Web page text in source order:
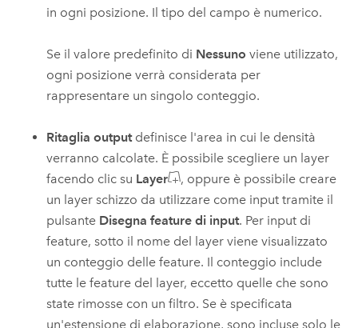
in ogni posizione. Il tipo del campo è numerico.
Se il valore predefinito di Nessuno viene utilizzato,
ogni posizione verrà considerata per
rappresentare un singolo conteggio.
Ritaglia outputdefinisce l'area in cui le densità
verranno calcolate. È possibile scegliere un layer
facendo clic su Layer
, oppure è possibile creare
un layer schizzo da utilizzare come input tramite il
pulsante Disegna feature di input. Per input di
feature, sotto il nome del layer viene visualizzato
un conteggio delle feature. Il conteggio include
tutte le feature del layer, eccetto quelle che sono
state rimosse con un filtro. Se è specificata
un'estensione di elaborazione, sono incluse solo le